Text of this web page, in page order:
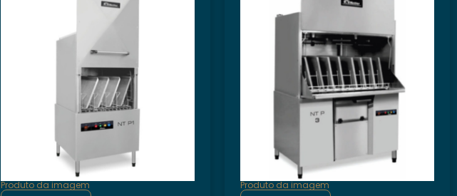
Produto da imagem Produto da imagem